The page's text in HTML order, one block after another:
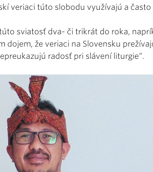
veriaci túto slobodu využívajú a
sviatosť dva- či trikrát do roka,
dojem, že veriaci na Slovensku
radosť pri slávení liturgie“.